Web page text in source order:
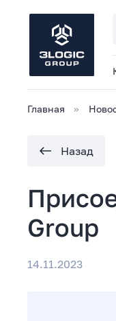
Главная
Назад
Group
14.11.2023